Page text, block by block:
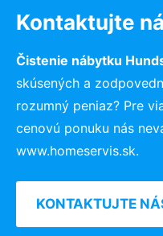
Kontaktujte
Čistenie nábytku
skúsených a
rozumný peniaz? Pre
cenovú ponuku nás
www.homeservis.sk.
KONTAKTUJTE